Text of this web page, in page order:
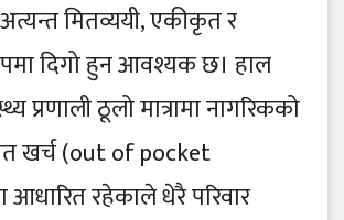
मितव्ययी, एकीकृत र
दिगो हुन आवश्यक छ। हाल
प्रणाली ठूलो मात्रामा नागरिकको
खर्च (out of pocket
रहेकाले धेरै परिवार